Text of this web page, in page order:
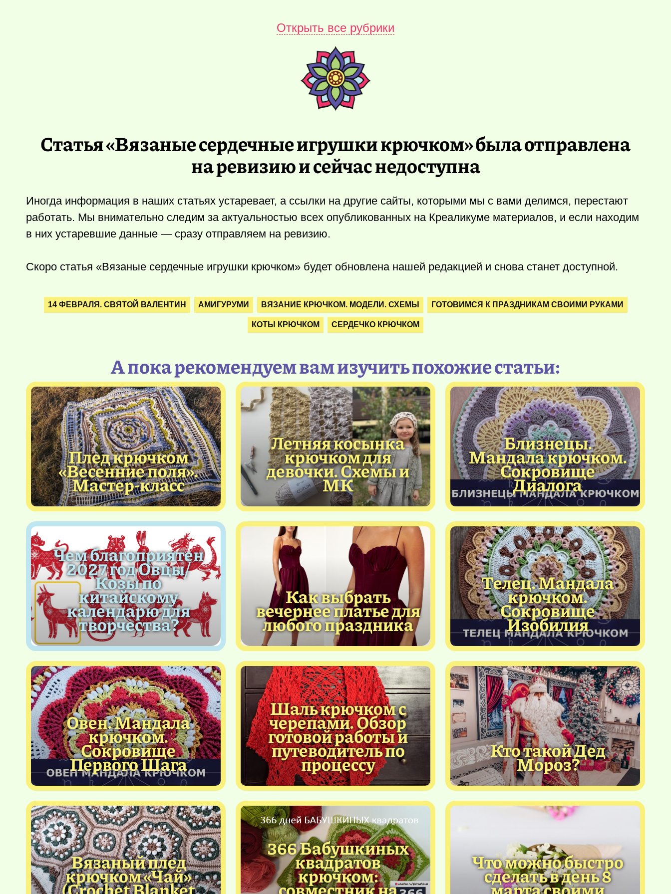
Открыть все рубрики
Статья «Вязаные сердечные игрушки крючком» была отправлена
на ревизию и сейчас недоступна
Иногда информация в наших статьях устаревает, а ссылки на другие сайты, которыми мы с вами делимся, перестают
работать. Мы внимательно следим за актуальностью всех опубликованных на Креаликуме материалов, и если находим
в них устаревшие данные — сразу отправляем на ревизию.
Скоро статья «Вязаные сердечные игрушки крючком» будет обновлена нашей редакцией и снова станет доступной.
14 ФЕВРАЛЯ. СВЯТОЙ ВАЛЕНТИН АМИГУРУМИ ВЯЗАНИЕ КРЮЧКОМ. МОДЕЛИ. СХЕМЫ ГОТОВИМСЯ К ПРАЗДНИКАМ СВОИМИ РУКАМИ
КОТЫ КРЮЧКОМ СЕРДЕЧКО КРЮЧКОМ
А пока рекомендуем вам изучить похожие статьи:
Плед крючком
«Весенние поля».
Мастер-класс
Летняя косынка
крючком для
девочки. Схемы и
МК
Близнецы.
Мандала крючком.
Сокровище
Диалога
Чем благоприятен
2027 год Овцы/
Козы по
китайскому
календарю для
творчества?
Как выбрать
вечернее платье для
любого праздника
Телец. Мандала
крючком.
Сокровище
Изобилия
Овен. Мандала
крючком.
Сокровище
Первого Шага
Шаль крючком с
черепами. Обзор
готовой работы и
путеводитель по
процессу
Кто такой Дед
Мороз?
Вязаный плед
крючком «Чай»
366 Бабушкиных
квадратов
крючком:
Что можно быстро
сделать в день 8